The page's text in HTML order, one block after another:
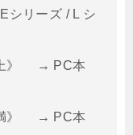
リーズ / L シ
》 → PC本
》 → PC本